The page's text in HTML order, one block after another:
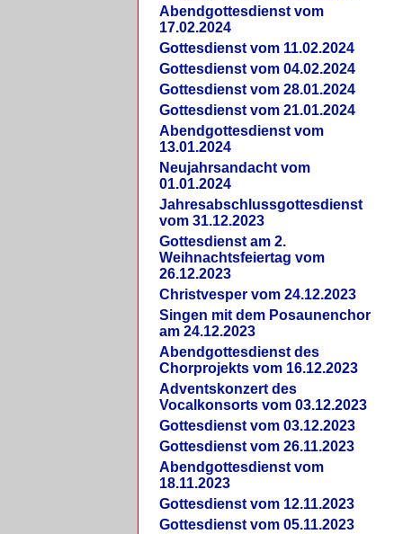
Abendgottesdienst vom
17.02.2024
Gottesdienst vom 11.02.2024
Gottesdienst vom 04.02.2024
Gottesdienst vom 28.01.2024
Gottesdienst vom 21.01.2024
Abendgottesdienst vom
13.01.2024
Neujahrsandacht vom
01.01.2024
Jahresabschlussgottesdienst
vom 31.12.2023
Gottesdienst am 2.
Weihnachtsfeiertag vom
26.12.2023
Christvesper vom 24.12.2023
Singen mit dem Posaunenchor
am 24.12.2023
Abendgottesdienst des
Chorprojekts vom 16.12.2023
Adventskonzert des
Vocalkonsorts vom 03.12.2023
Gottesdienst vom 03.12.2023
Gottesdienst vom 26.11.2023
Abendgottesdienst vom
18.11.2023
Gottesdienst vom 12.11.2023
Gottesdienst vom 05.11.2023